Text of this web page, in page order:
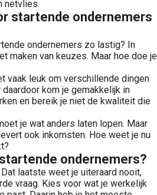
netvlies.
startende ondernemers
ondernemers zo lastig? In
maken van keuzes. Maar hoe doe je
vaak leuk om verschillende dingen
kom je gemakkelijk in
en bereik je niet de kwaliteit die
je wat anders laten lopen. Maar
ook inkomsten. Hoe weet je nu
ondernemers?
laatste weet je uiteraard nooit,
vraag. Kies voor wat je werkelijk